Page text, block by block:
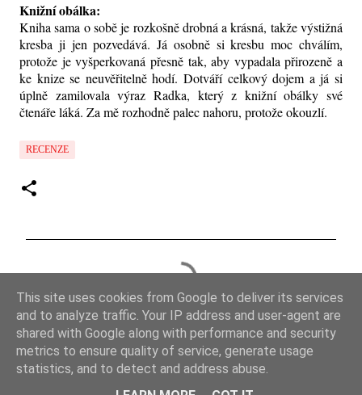
Knižní obálka:
Kniha sama o sobě je rozkošně drobná a krásná, takže výstižná
kresba ji jen pozvedává. Já osobně si kresbu moc chválím,
protože je vyšperkovaná přesně tak, aby vypadala přirozeně a
ke knize se neuvěřitelně hodí. Dotváří celkový dojem a já si
úplně zamilovala výraz Radka, který z knižní obálky své
čtenáře láká. Za mě rozhodně palec nahoru, protože okouzlí.
RECENZE
o
m
e
n
t
Používá technologii služby Blogger
This site uses cookies from Google to deliver its services
and to analyze traffic. Your IP address and user-agent are
shared with Google along with performance and security
metrics to ensure quality of service, generate usage
statistics, and to detect and address abuse.